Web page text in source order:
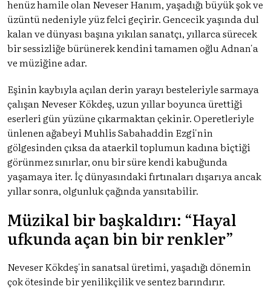
henüz hamile olan Neveser Hanım, yaşadığı büyük şok ve
üzüntü nedeniyle yüz felci geçirir. Gencecik yaşında dul
kalan ve dünyası başına yıkılan sanatçı, yıllarca sürecek
bir sessizliğe bürünerek kendini tamamen oğlu Adnan'a
ve müziğine adar.
Eşinin kaybıyla açılan derin yarayı besteleriyle sarmaya
çalışan Neveser Kökdeş, uzun yıllar boyunca ürettiği
eserleri gün yüzüne çıkarmaktan çekinir. Operetleriyle
ünlenen ağabeyi Muhlis Sabahaddin Ezgi'nin
gölgesinden çıksa da ataerkil toplumun kadına biçtiği
görünmez sınırlar, onu bir süre kendi kabuğunda
yaşamaya iter. İç dünyasındaki fırtınaları dışarıya ancak
yıllar sonra, olgunluk çağında yansıtabilir.
Müzikal bir başkaldırı: “Hayal
ufkunda açan bin bir renkler”
Neveser Kökdeş'in sanatsal üretimi, yaşadığı dönemin
çok ötesinde bir yenilikçilik ve sentez barındırır.